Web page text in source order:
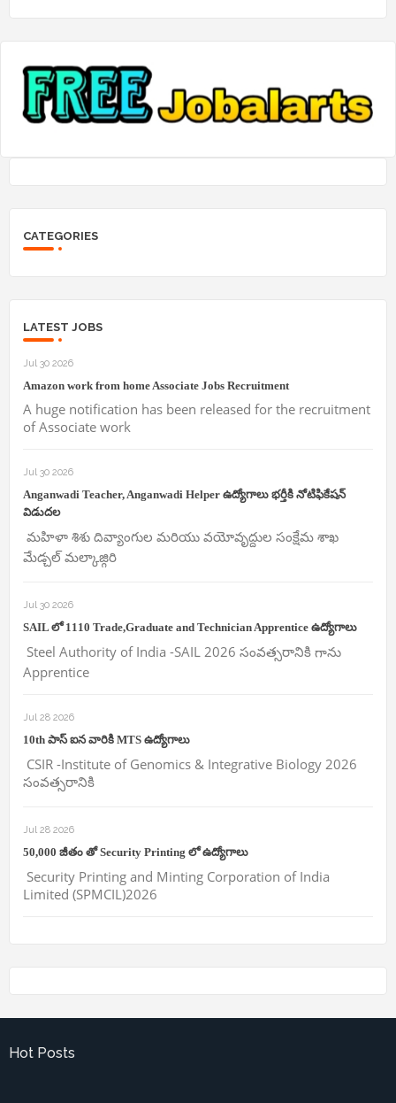
CATEGORIES
LATEST JOBS
Jul 30 2026
Amazon work from home Associate Jobs Recruitment
A huge notification has been released for the recruitment
of Associate work
Jul 30 2026
Anganwadi Teacher, Anganwadi Helper ఉద్యోగాలు భర్తీకి నోటిఫికేషన్
విడుదల
మహిళా శిశు దివ్యాంగుల మరియు వయోవృద్దుల సంక్షేమ శాఖ
మేడ్చల్ మల్కాజ్గిరి
Jul 30 2026
SAIL లో 1110 Trade,Graduate and Technician Apprentice ఉద్యోగాలు
Steel Authority of India -SAIL 2026 సంవత్సరానికి గాను
Apprentice
Jul 28 2026
10th పాస్ ఐన వారికి MTS ఉద్యోగాలు
CSIR -Institute of Genomics & Integrative Biology 2026
సంవత్సరానికి
Jul 28 2026
50,000 జీతం తో Security Printing లో ఉద్యోగాలు
Security Printing and Minting Corporation of India
Limited (SPMCIL)2026
Hot Posts